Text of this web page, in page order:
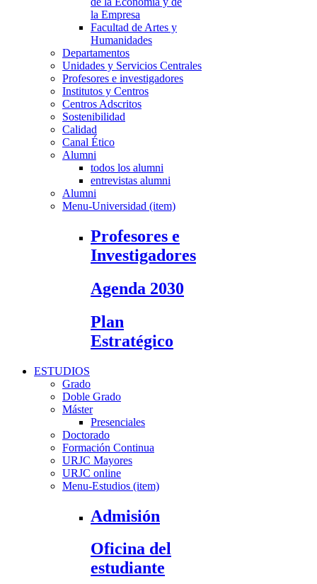
la Empresa
Facultad de Artes y
Humanidades
Departamentos
Unidades y Servicios Centrales
Profesores e investigadores
Institutos y Centros
Centros Adscritos
Sostenibilidad
Calidad
Canal Ético
Alumni
todos los alumni
entrevistas alumni
Alumni
Menu-Universidad (item)
Profesores e
Investigadores
Agenda 2030
Plan
Estratégico
ESTUDIOS
Grado
Doble Grado
Máster
Presenciales
Doctorado
Formación Continua
URJC Mayores
URJC online
Menu-Estudios (item)
Admisión
Oficina del
estudiante